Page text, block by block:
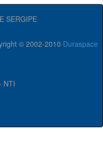
SERGIPE
© 2002-2010 Duraspace
NTI